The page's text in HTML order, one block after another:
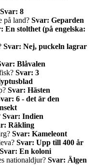
Svar: 8
på land? Svar: Geparden
En stolthet (på engelska:
Svar: Nej, puckeln lagrar
Blåvalen
Svar: 3
Svar: Hästen
6 - det är den
Svar: Indien
Räkling
Svar: Kameleont
Svar: Upp till 400 år
Svar: En koloni
nationaldjur? Svar: Älgen